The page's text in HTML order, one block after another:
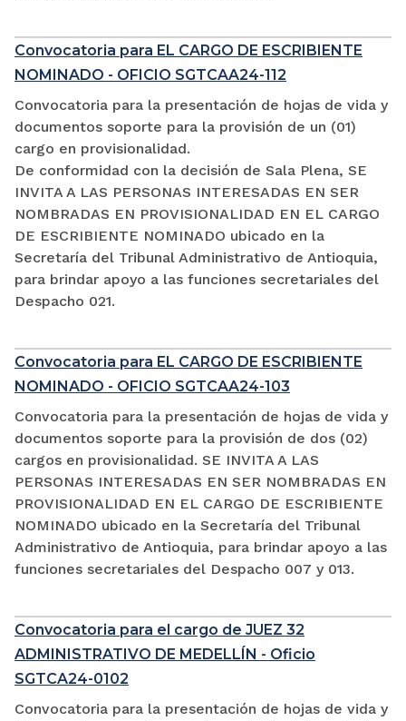
Convocatoria para EL CARGO DE ESCRIBIENTE
NOMINADO - OFICIO SGTCAA24-112
Convocatoria para la presentación de hojas de vida y
documentos soporte para la provisión de un (01)
cargo en provisionalidad.
De conformidad con la decisión de Sala Plena, SE
INVITA A LAS PERSONAS INTERESADAS EN SER
NOMBRADAS EN PROVISIONALIDAD EN EL CARGO
DE ESCRIBIENTE NOMINADO ubicado en la
Secretaría del Tribunal Administrativo de Antioquia,
para brindar apoyo a las funciones secretariales del
Despacho 021.
Convocatoria para EL CARGO DE ESCRIBIENTE
NOMINADO - OFICIO SGTCAA24-103
Convocatoria para la presentación de hojas de vida y
documentos soporte para la provisión de dos (02)
cargos en provisionalidad. SE INVITA A LAS
PERSONAS INTERESADAS EN SER NOMBRADAS EN
PROVISIONALIDAD EN EL CARGO DE ESCRIBIENTE
NOMINADO ubicado en la Secretaría del Tribunal
Administrativo de Antioquia, para brindar apoyo a las
funciones secretariales del Despacho 007 y 013.
Convocatoria para el cargo de JUEZ 32
ADMINISTRATIVO DE MEDELLÍN - Oficio
SGTCA24-0102
Convocatoria para la presentación de hojas de vida y